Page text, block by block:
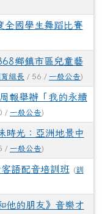
全國學生舞蹈比賽
鄉鎮市區兒童藝
組長 / 56 / 一般公告)
報舉辦「我的永續
/ 一般公告)
時光：亞洲地景中
/ 一般公告)
語配音培訓班 (訓
他的朋友》音樂才